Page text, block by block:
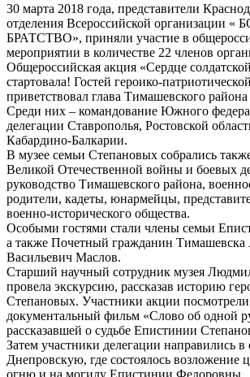
30 марта 2018 года, представители
отделения Всероссийской организации «
БРАТСТВО», приняли участие в
мероприятии в количестве 22 членов
Общероссийская акция «Сердце
стартовала! Гостей героико-
приветствовал глава Тимашевского
Среди них – командование Южного
делегации Ставрополья, Ростовской
Кабардино-Балкарии.
В музее семьи Степановых собрались
Великой Отечественной войны и боевых
руководство Тимашевского района,
родители, кадеты, юнармейцы,
военно-исторического общества.
Особыми гостями стали члены семьи
а также Почетный гражданин Тимашевска
Васильевич Маслов.
Старший научный сотрудник музея
провела экскурсию, рассказав историю
Степановых. Участники акции
документальный фильм «Слово об одной
рассказавшей о судьбе Епистинии
Затем участники делегации направились в
Днепровскую, где состоялось возложение
огню и на могилу Епистинии Федоровны.